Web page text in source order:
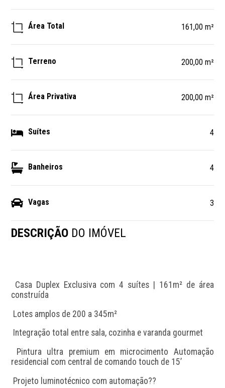
Área Total 161,00 m²
Terreno 200,00 m²
Área Privativa 200,00 m²
Suítes 4
Banheiros 4
Vagas 3
DESCRIÇÃO DO IMÓVEL
construída
Lotes amplos de 200 a 345m²
Integração total entre sala, cozinha e varanda gourmet
residencial com central de comando touch de 15’
Projeto luminotécnico com automação??